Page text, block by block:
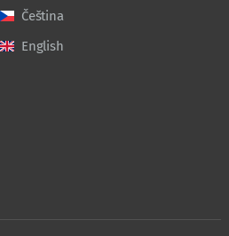
Čeština
English